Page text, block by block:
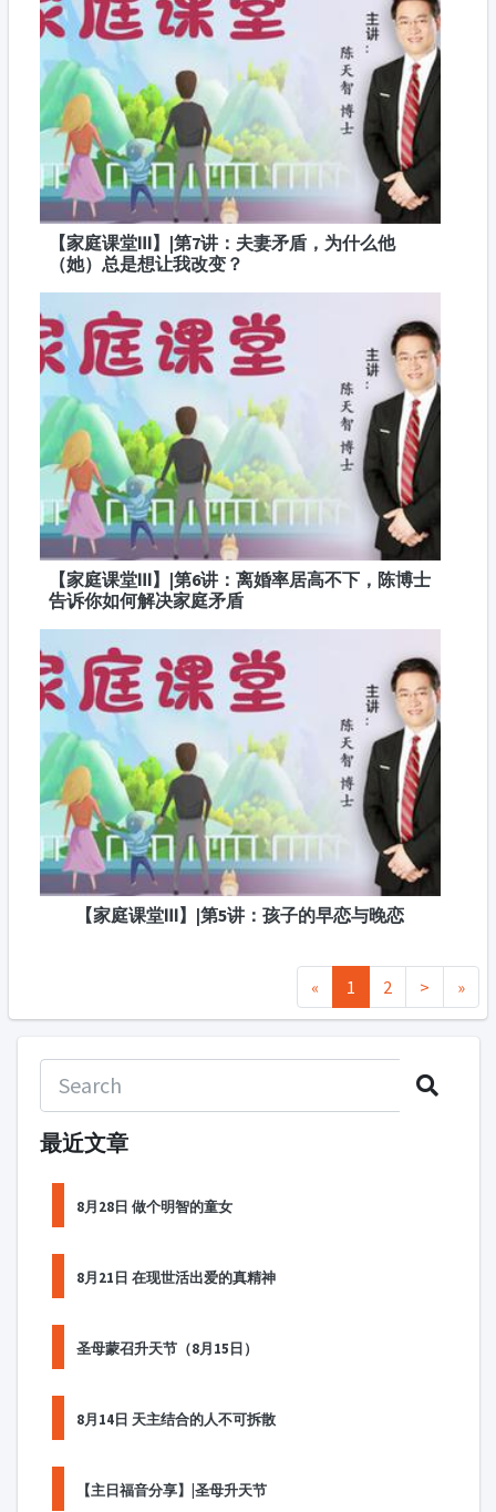
【家庭课堂Ⅲ】|第7讲：夫妻矛盾，为什么他
（她）总是想让我改变？
【家庭课堂Ⅲ】|第6讲：离婚率居高不下，陈博士
告诉你如何解决家庭矛盾
【家庭课堂Ⅲ】|第5讲：孩子的早恋与晚恋
« 1 2 > »
最近文章
8月28日 做个明智的童女
8月21日 在现世活出爱的真精神
圣母蒙召升天节（8月15日）
8月14日 天主结合的人不可拆散
【主日福音分享】|圣母升天节